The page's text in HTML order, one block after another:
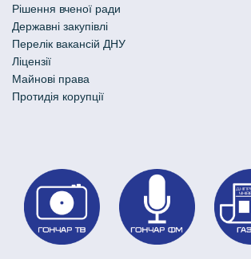
Рішення вченої ради
Державні закупівлі
Перелік вакансій ДНУ
Ліцензії
Майнові права
Протидія корупції